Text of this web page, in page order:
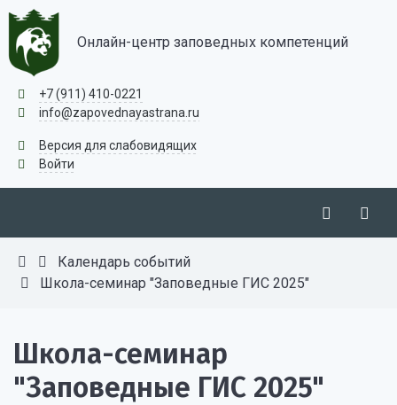
Онлайн-центр заповедных компетенций
+7 (911) 410-0221
info@zapovednayastrana.ru
Версия для слабовидящих
Войти
Календарь событий
Школа-семинар "Заповедные ГИС 2025"
Школа-семинар
"Заповедные ГИС 2025"